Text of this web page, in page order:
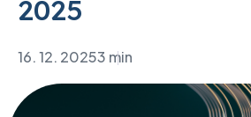
2025
16. 12. 20253 min